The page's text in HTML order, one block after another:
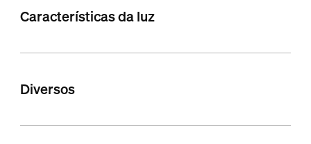
Características da luz
Diversos